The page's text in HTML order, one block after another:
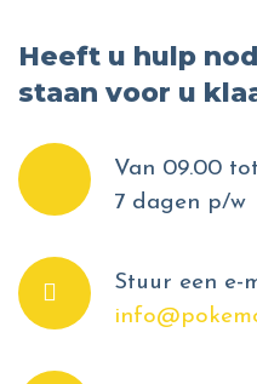
Heeft u hulp
staan voor u
Van 09.00
7 dagen p/w
Stuur een e-